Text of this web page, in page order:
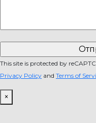
This site is protected by
Privacy Policy and Terms of
×